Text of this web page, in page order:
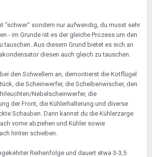
"schwer" sondern nur aufwendig, du musst sehr
- im Grunde ist es der gleiche Prozess um den
tauschen. Aus diesem Grund bietet es sich an
diesen auch gleich zu tauschen.
den Schwellern an, demontierst die Kotflügel
die Scheinwerfer, die Scheibenwischer, den
Nebelscheinwerfer, die
der Front, die Kühlerhalterung und diverse
Schauben. Dann kannst du die Kühlerzarge
vorne abziehen und Kühler sowie
hinten schieben.
Reihenfolge und dauert etwa 3-3,5